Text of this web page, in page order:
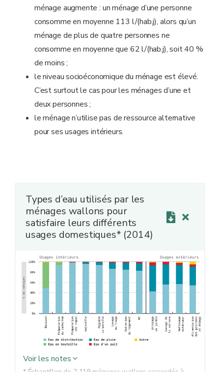
ménage augmente : un ménage d’une personne
consomme en moyenne 113 l/(hab.j), alors qu’un
ménage de plus de quatre personnes ne
consomme en moyenne que 62 l/(hab.j), soit 40 %
de moins ;
le niveau socioéconomique du ménage est élevé.
C’est surtout le cas pour les ménages d’une et
deux personnes ;
le ménage n’utilise pas de ressource alternative
pour ses usages intérieurs.
Types d’eau utilisés par les
ménages wallons pour
satisfaire leurs différents
usages domestiques* (2014)
Voir les notes